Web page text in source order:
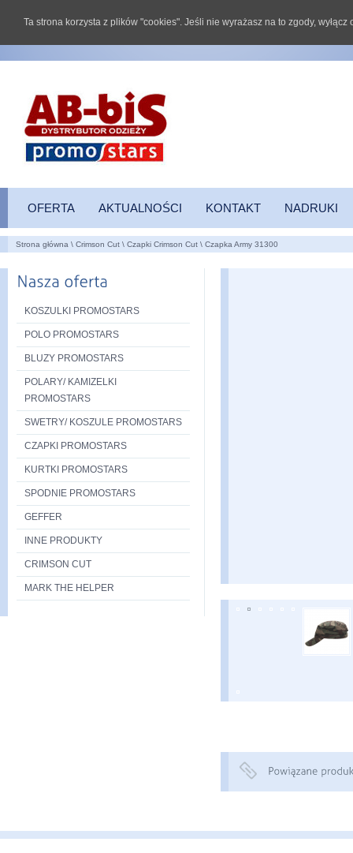
OFERTA AKTUALNOŚCI KONTAKT NADRUKI
Strona główna \ Crimson Cut \ Czapki Crimson Cut \ Czapka Army 31300
KOSZULKI PROMOSTARS
POLO PROMOSTARS
BLUZY PROMOSTARS
POLARY/ KAMIZELKI
PROMOSTARS
SWETRY/ KOSZULE PROMOSTARS
CZAPKI PROMOSTARS
KURTKI PROMOSTARS
SPODNIE PROMOSTARS
GEFFER
INNE PRODUKTY
CRIMSON CUT
MARK THE HELPER
Ta strona korzysta z plików "cookies". Jeśli nie wyrażasz na to zgody,